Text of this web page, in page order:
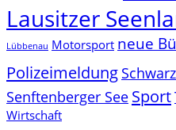
Lausitzer
Lübbenau Motorsport neue
Polizeimeldung
Senftenberger See Sport
Wirtschaft